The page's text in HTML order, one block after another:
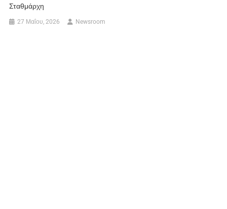
Σταθμάρχη
27 Μαΐου, 2026 Newsroom